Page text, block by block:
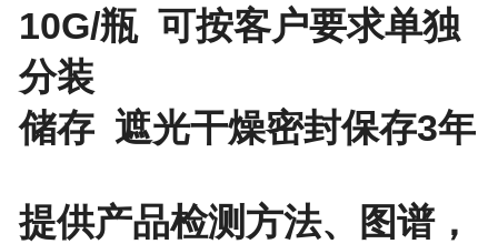
10G/瓶 可按客户要求单独
分装
储存 遮光干燥密封保存3年
提供产品检测方法、图谱，